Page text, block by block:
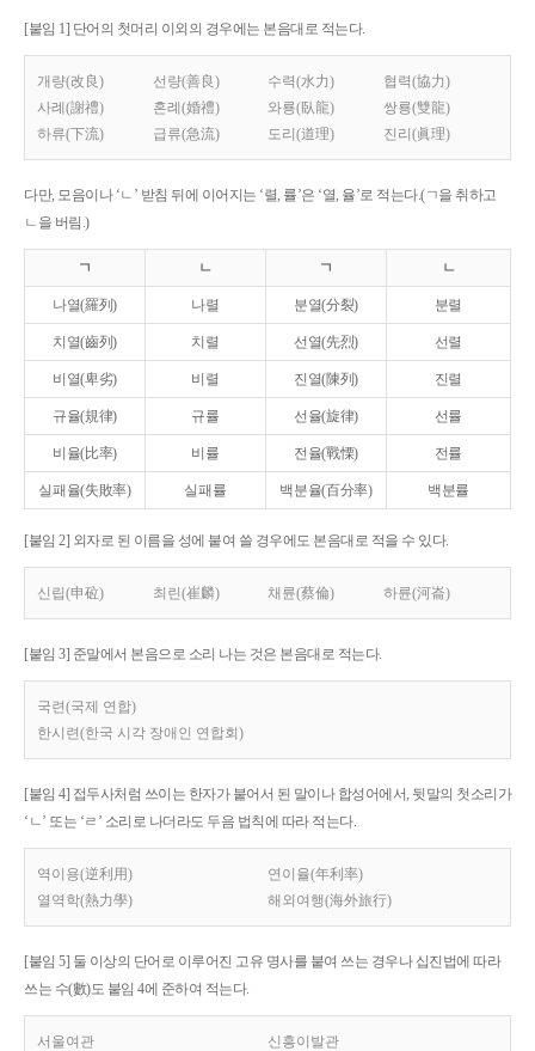
[붙임 1] 단어의 첫머리 이외의 경우에는 본음대로 적는다.
개량(改良) 선량(善良) 수력(水力)
협력(協力)
사례(謝禮)
혼례(婚禮) 와룡(臥龍)
쌍룡(雙龍)
하류(下流)
급류(急流) 도리(道理) 진리(眞理)
다만, 모음이나 ‘ㄴ’ 받침 뒤에 이어지는 ‘렬, 률’은 ‘열, 율’로 적는다.(ㄱ을 취하고
ㄴ을 버림.)
ㄱ ㄴ ㄱ ㄴ
나열(羅列) 나렬 분열(分裂) 분렬
치열(齒列) 치렬 선열(先烈) 선렬
비열(卑劣) 비렬 진열(陳列) 진렬
규율(規律) 규률 선율(旋律) 선률
비율(比率) 비률 전율(戰慄) 전률
실패율(失敗率) 실패률 백분율(百分率) 백분률
[붙임 2] 외자로 된 이름을 성에 붙여 쓸 경우에도 본음대로 적을 수 있다.
신립(申砬) 최린(崔麟) 채륜(蔡倫) 하륜(河崙)
[붙임 3] 준말에서 본음으로 소리 나는 것은 본음대로 적는다.
국련(국제 연합)
한시련(한국 시각 장애인 연합회)
[붙임 4] 접두사처럼 쓰이는 한자가 붙어서 된 말이나 합성어에서, 뒷말의 첫소리가
‘ㄴ’ 또는 ‘ㄹ’ 소리로 나더라도 두음 법칙에 따라 적는다.
역이용(逆利用)
연이율(年利率)
열역학(熱力學)
해외여행(海外旅行)
[붙임 5] 둘 이상의 단어로 이루어진 고유 명사를 붙여 쓰는 경우나 십진법에 따라
쓰는 수(數)도 붙임 4에 준하여 적는다.
서울여관 신흥이발관